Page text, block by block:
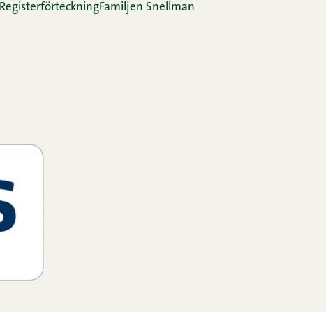
Re­gis­ter­för­teck­ningFamiljen Snellman